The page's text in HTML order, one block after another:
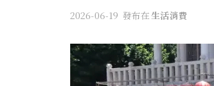
2026-06-19 發布在生活消費